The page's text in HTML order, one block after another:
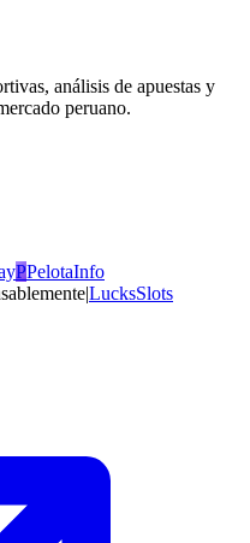
análisis de apuestas y
peruano.
PPelotaInfo
|LucksSlots